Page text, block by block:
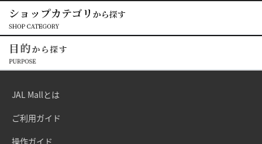
JAL Mallとは
ご利用ガイド
操作ガイド